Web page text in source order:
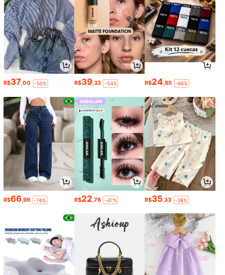
R$37,00 -50% R$39,33 -54% R$24,85 -66%
R$66 ,99 -76% R$22 ,76 -47% R$35 ,33 -38%